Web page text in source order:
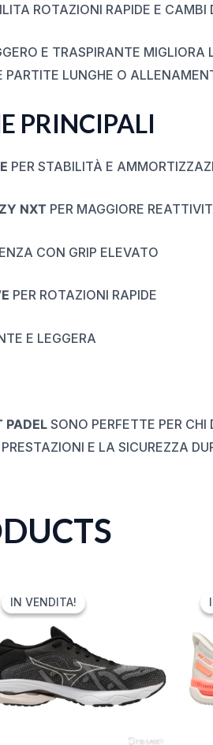
ROTAZIONI RAPIDE E
E TRASPIRANTE
LUNGHE O
PRINCIPALI
PER STABILITÀ E
NXTPER MAGGIORE
CON GRIP ELEVATO
PER ROTAZIONI RAPIDE
E LEGGERA
PADELSONO PERFETTE PER CHI
E LA SICUREZZA
IN VENDITA!
IN VENDITA!
PRICE
WAS:
140,00 €.
PRICE
IS: